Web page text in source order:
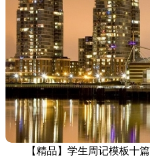
【精品】学生周记模板十篇